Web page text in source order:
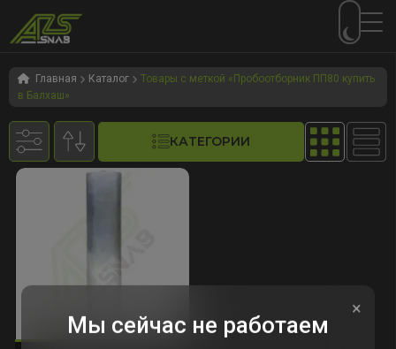
Перейти
Перейти
Главная Каталог
Товары с меткой «Пробоотборник ПП80 купить
в Балхаш»
КАТЕГОРИИ
код:1037 код:1037
×
Мы сейчас не работаем